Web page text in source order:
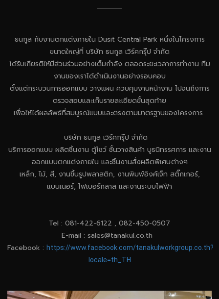
ธนกูล กับงานตกแต่งภายใน Dusit Central Park หนึ่งในโครงการ
ขนาดใหญ่ที่ บริษัท ธนกูล เวิร์คกรุ๊ป จำกัด
ได้รับเกียรติให้มีส่วนร่วมอย่างเต็มกำลัง ตลอดระยะเวลาการทำงาน ทีม
งานของเราได้ดำเนินงานอย่างรอบคอบ
ตั้งแต่กระบวนการออกแบบ วางแผน ควบคุมงานหน้างาน ไปจนถึงการ
ตรวจสอบและเก็บรายละเอียดขั้นสุดท้าย
เพื่อให้ได้ผลลัพธ์ที่สมบูรณ์แบบและตรงตามมาตรฐานของโครงการ
บริษัท ธนกูล เวิร์คกรุ๊ป จำกัด
บริการออกแบบ ผลิตชิ้นงาน ตู้โชว์ ชั้นวางสินค้า บูธนิทรรศการ และงาน
ออกแบบตกแต่งภายใน และชิ้นงานสั่งผลิตพิเศษต่างๆ
เหล็ก, ไม้, สี, งานขึ้นรูปพลาสติก, งานพิมพ์อิงค์เจ็ท สติ๊กเกอร์,
แบนเนอร์, ไฟเบอร์กลาส และงานระบบไฟฟ้า
Tel : 081-422-6122 , 082-450-0507
E-mail : sales@tanakul.co.th
Facebook : https://www.facebook.com/tanakulworkgroup.co.th?
locale=th_TH